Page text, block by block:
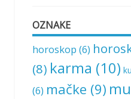
OZNAKE
horoskop (6)
(8) karma (10)
(6) mačke (9)